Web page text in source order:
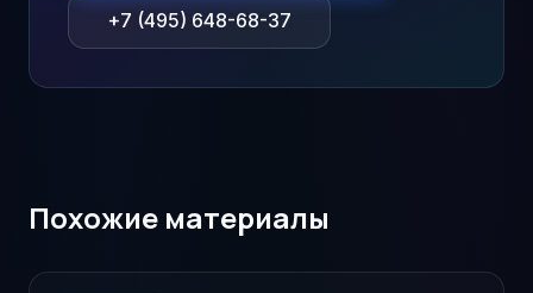
+7 (495) 648-68-37
Похожие материалы